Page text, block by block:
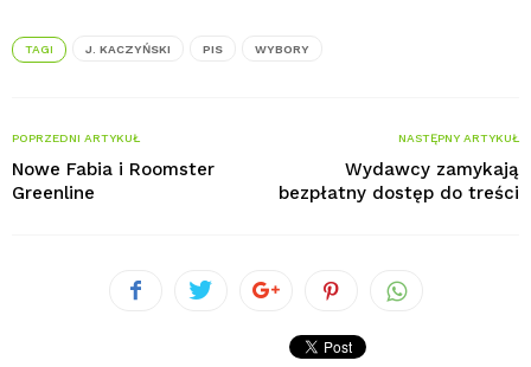
TAGI J. KACZYŃSKI PIS WYBORY
POPRZEDNI ARTYKUŁ
Nowe Fabia i Roomster
Greenline
NASTĘPNY ARTYKUŁ
Wydawcy zamykają
bezpłatny dostęp do treści